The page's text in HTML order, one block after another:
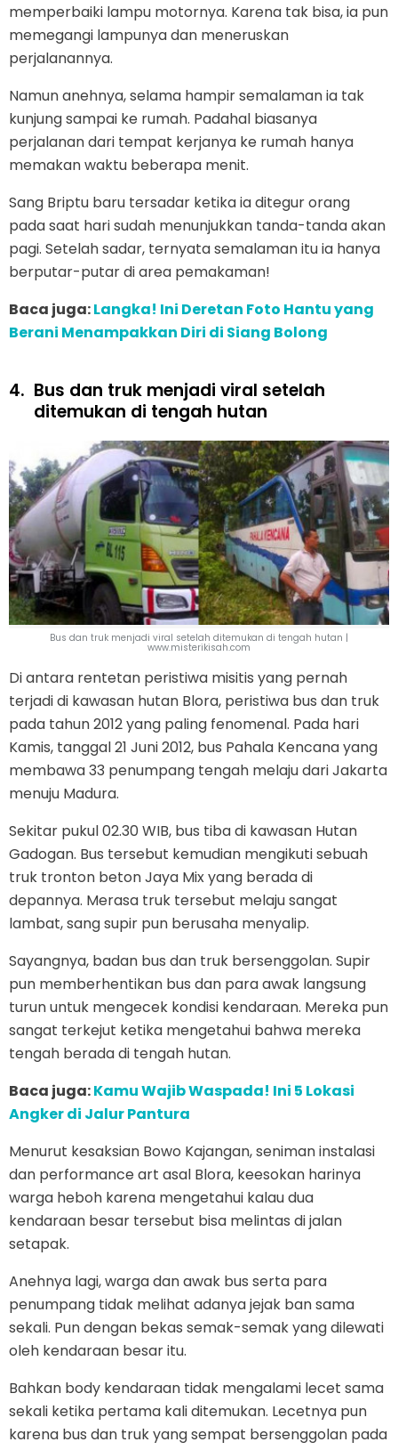
memperbaiki lampu motornya. Karena tak bisa, ia pun
memegangi lampunya dan meneruskan
perjalanannya.
Namun anehnya, selama hampir semalaman ia tak
kunjung sampai ke rumah. Padahal biasanya
perjalanan dari tempat kerjanya ke rumah hanya
memakan waktu beberapa menit.
Sang Briptu baru tersadar ketika ia ditegur orang
pada saat hari sudah menunjukkan tanda-tanda akan
pagi. Setelah sadar, ternyata semalaman itu ia hanya
berputar-putar di area pemakaman!
Baca juga:Langka! Ini Deretan Foto Hantu yang
Berani Menampakkan Diri di Siang Bolong
4. Bus dan truk menjadi viral setelah
ditemukan di tengah hutan
Bus dan truk menjadi viral setelah ditemukan di tengah hutan |
www.misterikisah.com
Di antara rentetan peristiwa misitis yang pernah
terjadi di kawasan hutan Blora, peristiwa bus dan truk
pada tahun 2012 yang paling fenomenal. Pada hari
Kamis, tanggal 21 Juni 2012, bus Pahala Kencana yang
membawa 33 penumpang tengah melaju dari Jakarta
menuju Madura.
Sekitar pukul 02.30 WIB, bus tiba di kawasan Hutan
Gadogan. Bus tersebut kemudian mengikuti sebuah
truk tronton beton Jaya Mix yang berada di
depannya. Merasa truk tersebut melaju sangat
lambat, sang supir pun berusaha menyalip.
Sayangnya, badan bus dan truk bersenggolan. Supir
pun memberhentikan bus dan para awak langsung
turun untuk mengecek kondisi kendaraan. Mereka pun
sangat terkejut ketika mengetahui bahwa mereka
tengah berada di tengah hutan.
Baca juga:Kamu Wajib Waspada! Ini 5 Lokasi
Angker di Jalur Pantura
Menurut kesaksian Bowo Kajangan, seniman instalasi
dan performance art asal Blora, keesokan harinya
warga heboh karena mengetahui kalau dua
kendaraan besar tersebut bisa melintas di jalan
setapak.
Anehnya lagi, warga dan awak bus serta para
penumpang tidak melihat adanya jejak ban sama
sekali. Pun dengan bekas semak-semak yang dilewati
oleh kendaraan besar itu.
Bahkan body kendaraan tidak mengalami lecet sama
sekali ketika pertama kali ditemukan. Lecetnya pun
karena bus dan truk yang sempat bersenggolan pada